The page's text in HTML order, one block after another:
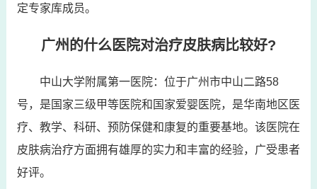
定专家库成员。
广州的什么医院对治疗皮肤病比较好?
中山大学附属第一医院：位于广州市中山二路58
号，是国家三级甲等医院和国家爱婴医院，是华南地区医
疗、教学、科研、预防保健和康复的重要基地。该医院在
皮肤病治疗方面拥有雄厚的实力和丰富的经验，广受患者
好评。